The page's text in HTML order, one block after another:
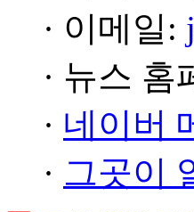
· 이메일:
· 뉴스 홈
· 네이버
· 그곳이